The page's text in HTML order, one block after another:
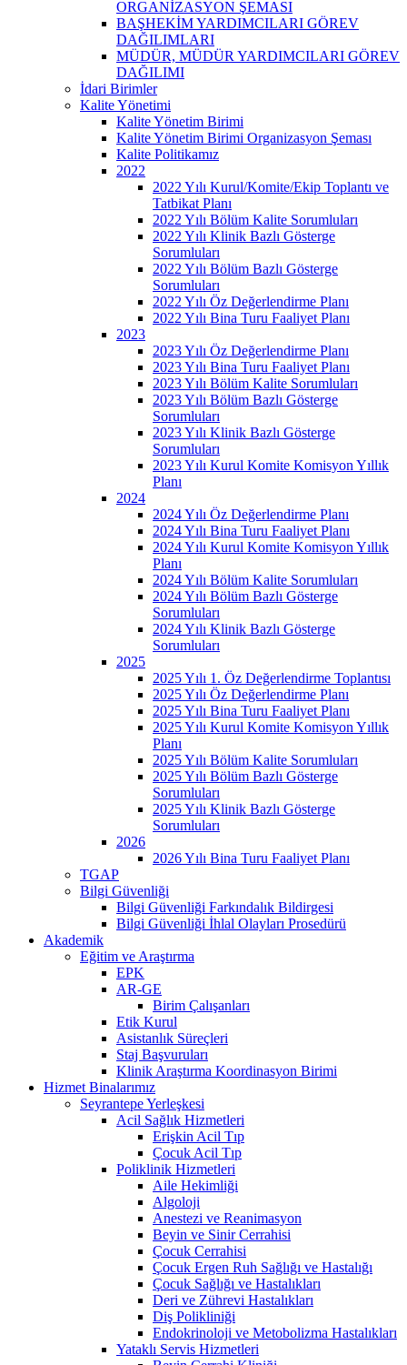
ORGANİZASYON ŞEMASI
BAŞHEKİM YARDIMCILARI GÖREV
DAĞILIMLARI
MÜDÜR, MÜDÜR YARDIMCILARI GÖREV
DAĞILIMI
İdari Birimler
Kalite Yönetimi
Kalite Yönetim Birimi
Kalite Yönetim Birimi Organizasyon Şeması
Kalite Politikamız
2022
2022 Yılı Kurul/Komite/Ekip Toplantı ve
Tatbikat Planı
2022 Yılı Bölüm Kalite Sorumluları
2022 Yılı Klinik Bazlı Gösterge
Sorumluları
2022 Yılı Bölüm Bazlı Gösterge
Sorumluları
2022 Yılı Öz Değerlendirme Planı
2022 Yılı Bina Turu Faaliyet Planı
2023
2023 Yılı Öz Değerlendirme Planı
2023 Yılı Bina Turu Faaliyet Planı
2023 Yılı Bölüm Kalite Sorumluları
2023 Yılı Bölüm Bazlı Gösterge
Sorumluları
2023 Yılı Klinik Bazlı Gösterge
Sorumluları
2023 Yılı Kurul Komite Komisyon Yıllık
Planı
2024
2024 Yılı Öz Değerlendirme Planı
2024 Yılı Bina Turu Faaliyet Planı
2024 Yılı Kurul Komite Komisyon Yıllık
Planı
2024 Yılı Bölüm Kalite Sorumluları
2024 Yılı Bölüm Bazlı Gösterge
Sorumluları
2024 Yılı Klinik Bazlı Gösterge
Sorumluları
2025
2025 Yılı 1. Öz Değerlendirme Toplantısı
2025 Yılı Öz Değerlendirme Planı
2025 Yılı Bina Turu Faaliyet Planı
2025 Yılı Kurul Komite Komisyon Yıllık
Planı
2025 Yılı Bölüm Kalite Sorumluları
2025 Yılı Bölüm Bazlı Gösterge
Sorumluları
2025 Yılı Klinik Bazlı Gösterge
Sorumluları
2026
2026 Yılı Bina Turu Faaliyet Planı
TGAP
Bilgi Güvenliği
Bilgi Güvenliği Farkındalık Bildirgesi
Bilgi Güvenliği İhlal Olayları Prosedürü
Akademik
Eğitim ve Araştırma
EPK
AR-GE
Birim Çalışanları
Etik Kurul
Asistanlık Süreçleri
Staj Başvuruları
Klinik Araştırma Koordinasyon Birimi
Hizmet Binalarımız
Seyrantepe Yerleşkesi
Acil Sağlık Hizmetleri
Erişkin Acil Tıp
Çocuk Acil Tıp
Poliklinik Hizmetleri
Aile Hekimliği
Algoloji
Anestezi ve Reanimasyon
Beyin ve Sinir Cerrahisi
Çocuk Cerrahisi
Çocuk Ergen Ruh Sağlığı ve Hastalığı
Çocuk Sağlığı ve Hastalıkları
Deri ve Zührevi Hastalıkları
Diş Polikliniği
Endokrinoloji ve Metobolizma Hastalıkları
Yataklı Servis Hizmetleri